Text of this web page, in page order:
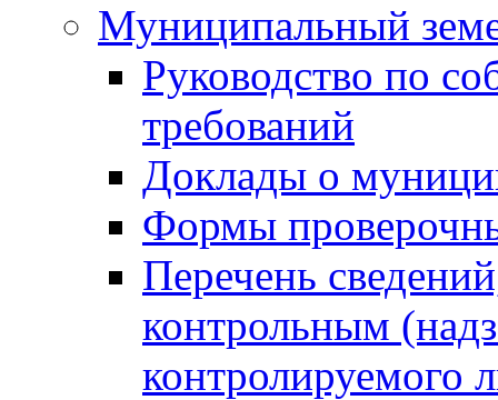
Муниципальный
Руководство по
требований
Доклады о
Формы
Перечень
контрольным
контролируемого